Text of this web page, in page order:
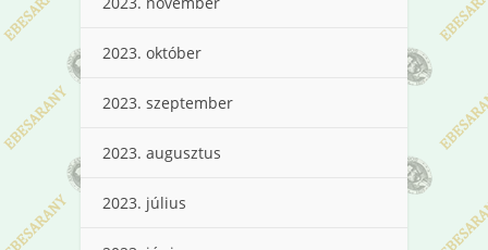
2023. október
2023. szeptember
2023. augusztus
2023. július